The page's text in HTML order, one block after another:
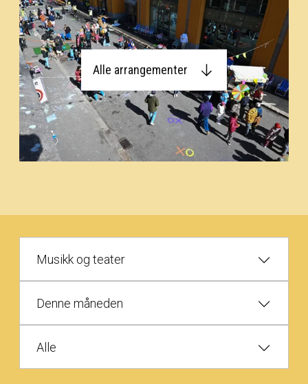
Alle arrangementer
Musikk og teater
Denne måneden
Alle